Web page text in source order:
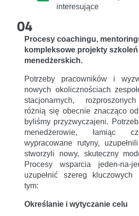
interesujące
04
Procesy coachingu,
kompleksowe projekty szkoleń
menedżerskich.
Potrzeby pracowników i
nowych okolicznościach
stacjonarnych,
różnią się obecnie znacząco
byliśmy przyzwyczajeni.
menedżerowie, łamiąc
wypracowane rutyny,
stworzyli nowy, skuteczny
Procesy wsparcia jeden-na-
uzupełnić szereg kluczowych
tym:
Określanie i wytyczanie celu